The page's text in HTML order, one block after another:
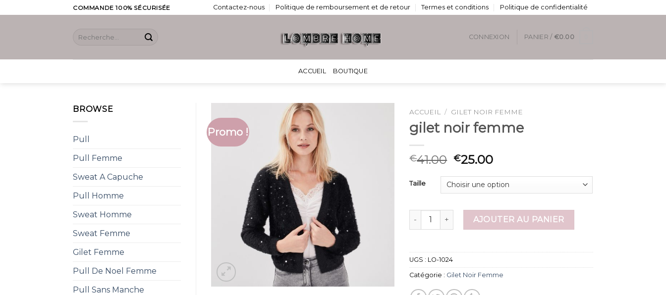
to
COMMANDE 100% SÉCURISÉE Contactez-nous Politique de remboursement et de retour Termes et conditions Politique de confidentialité
Recherche
CONNEXION PANIER / €0.00
ACCUEIL BOUTIQUE
BROWSE
Pull
Pull Femme
Sweat A Capuche
Pull Homme
Sweat Homme
Sweat Femme
Gilet Femme
Pull De Noel Femme
Pull Sans Manche
Promo !
ACCUEIL / GILET NOIR FEMME
gilet noir femme
€41.00 €25.00
Taille
quantité de gilet noir femmeAJOUTER AU PANIER
UGS : LO-1024
Catégorie : Gilet Noir Femme